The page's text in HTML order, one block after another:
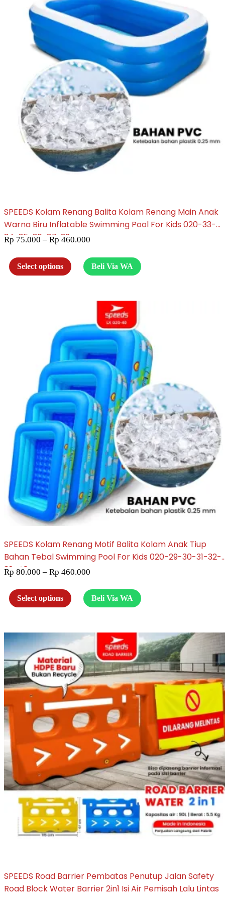
SPEEDS Kolam Renang Balita Kolam Renang Main Anak
Warna Biru Inflatable Swimming Pool For Kids 020-33-
34-35-36-37-38
Rp 75.000 – Rp 460.000
Select options Beli Via WA
SPEEDS Kolam Renang Motif Balita Kolam Anak Tiup
Bahan Tebal Swimming Pool For Kids 020-29-30-31-32-
39-40
Rp 80.000 – Rp 460.000
Select options Beli Via WA
SPEEDS Road Barrier Pembatas Penutup Jalan Safety
Road Block Water Barrier 2in1 Isi Air Pemisah Lalu Lintas